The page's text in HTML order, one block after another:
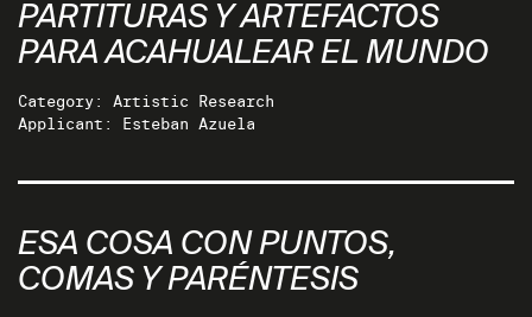
PARTITURAS Y ARTEFACTOS
PARA ACAHUALEAR EL MUNDO
Category: Artistic Research
Applicant: Esteban Azuela
ESA COSA CON PUNTOS,
COMAS Y PARÉNTESIS